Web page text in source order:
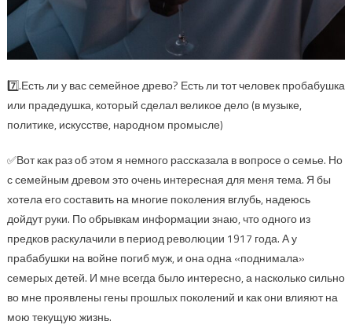
7️⃣.Есть ли у вас семейное древо? Есть ли тот человек пробабушка
или прадедушка, который сделал великое дело (в музыке,
политике, искусстве, народном промысле)
✅Вот как раз об этом я немного рассказала в вопросе о семье. Но
с семейным древом это очень интересная для меня тема. Я бы
хотела его составить на многие поколения вглубь, надеюсь
дойдут руки. По обрывкам информации знаю, что одного из
предков раскулачили в период революции 1917 года. А у
прабабушки на войне погиб муж, и она одна «поднимала»
семерых детей. И мне всегда было интересно, а насколько сильно
во мне проявлены гены прошлых поколений и как они влияют на
мою текущую жизнь.